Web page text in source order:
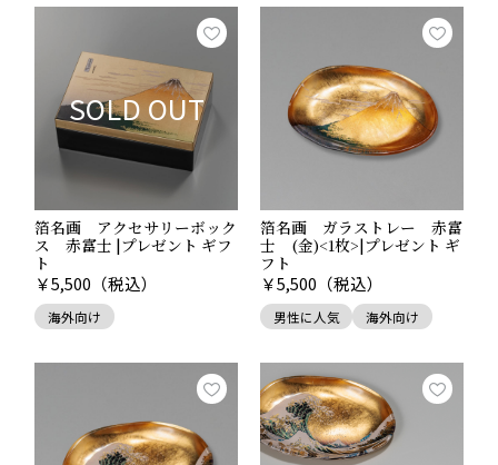
歳時記を彩る、縁起物の楽しみ。
Point.02
華やかな前途を願う贈り物として
SOLD OUT
箔名画 アクセサリーボック
ス 赤富士 |プレゼント ギフ
ト
￥5,500 （税込）
海外向け
箔名画 ガラストレー 赤富
士 (金)<1枚>|プレゼント ギ
フト
￥5,500 （税込）
男性に人気 海外向け